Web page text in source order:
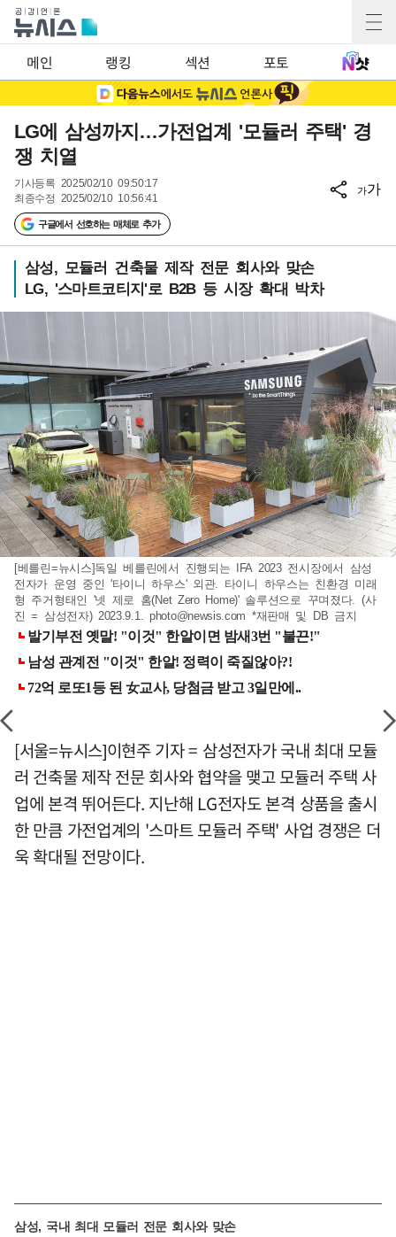
메인 랭킹 섹션 포토
LG에 삼성까지…가전업계 '모듈러 주택' 경
쟁 치열
기사등록 2025/02/10 09:50:17
최종수정 2025/02/10 10:56:41
구글에서 선호하는 매체로 추가
가가
삼성, 모듈러 건축물 제작 전문 회사와 맞손
LG, '스마트코티지'로 B2B 등 시장 확대 박차
[베를린=뉴시스]독일 베를린에서 진행되는 IFA 2023 전시장에서 삼성
전자가 운영 중인 '타이니 하우스' 외관. 타이니 하우스는 친환경 미래
형 주거형태인 '넷 제로 홈(Net Zero Home)' 솔루션으로 꾸며졌다. (사
진 = 삼성전자) 2023.9.1. photo@newsis.com *재판매 및 DB 금지
[서울=뉴시스]이현주 기자 = 삼성전자가 국내 최대 모듈
러 건축물 제작 전문 회사와 협약을 맺고 모듈러 주택 사
업에 본격 뛰어든다. 지난해 LG전자도 본격 상품을 출시
한 만큼 가전업계의 '스마트 모듈러 주택' 사업 경쟁은 더
욱 확대될 전망이다.
삼성, 국내 최대 모듈러 전문 회사와 맞손